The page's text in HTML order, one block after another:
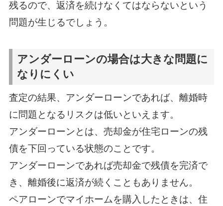
残るので、返済を続けなくてはならないという
問題が生じるでしょう。
アンダーローンの場合は大きな問題に
なりにくい
査定の結果、アンダーローンであれば、離婚時
に問題となるリスクは低いといえます。
アンダーローンとは、売却金が住宅ローンの残
債を下回っている状態のことです。
アンダーローンであれば売却金で残債を完済で
き、離婚後に返済が続くこともありません。
ペアローンでマイホームを購入したときは、住